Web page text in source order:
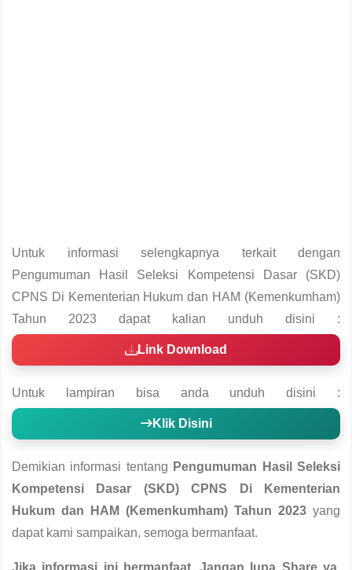
Untuk informasi selengkapnya terkait dengan
Pengumuman Hasil Seleksi Kompetensi Dasar (SKD)
CPNS Di Kementerian Hukum dan HAM (Kemenkumham)
Tahun 2023 dapat kalian unduh disini :
Link Download
Untuk lampiran bisa anda unduh disini :
Klik Disini
Demikian informasi tentang Pengumuman Hasil Seleksi
Kompetensi Dasar (SKD) CPNS Di Kementerian
Hukum dan HAM (Kemenkumham) Tahun 2023 yang
dapat kami sampaikan, semoga bermanfaat.